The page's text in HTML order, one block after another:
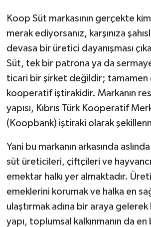
Koop Süt markasının gerçekte
merak ediyorsanız, karşınıza
devasa bir üretici dayanışması
Süt, tek bir patrona ya da
ticari bir şirket değildir; tamamen
kooperatif iştirakidir. Markanın
yapısı, Kıbrıs Türk Kooperatif
(Koopbank) iştiraki olarak
Yani bu markanın arkasında aslında
süt üreticileri, çiftçileri ve
emektar halkı yer almaktadır.
emeklerini korumak ve halka en
ulaştırmak adına bir araya
yapı, toplumsal kalkınmanın da en